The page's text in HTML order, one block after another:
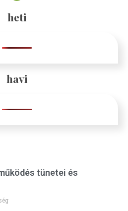
heti
havi
tünetei és